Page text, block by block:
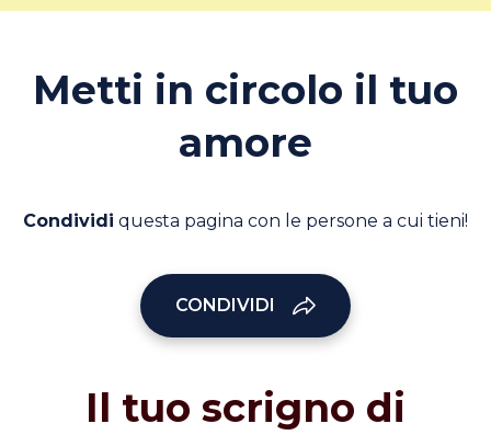
Metti in circolo il tuo
amore
Condividi questa pagina con le persone a cui tieni!
CONDIVIDI
Il tuo scrigno di